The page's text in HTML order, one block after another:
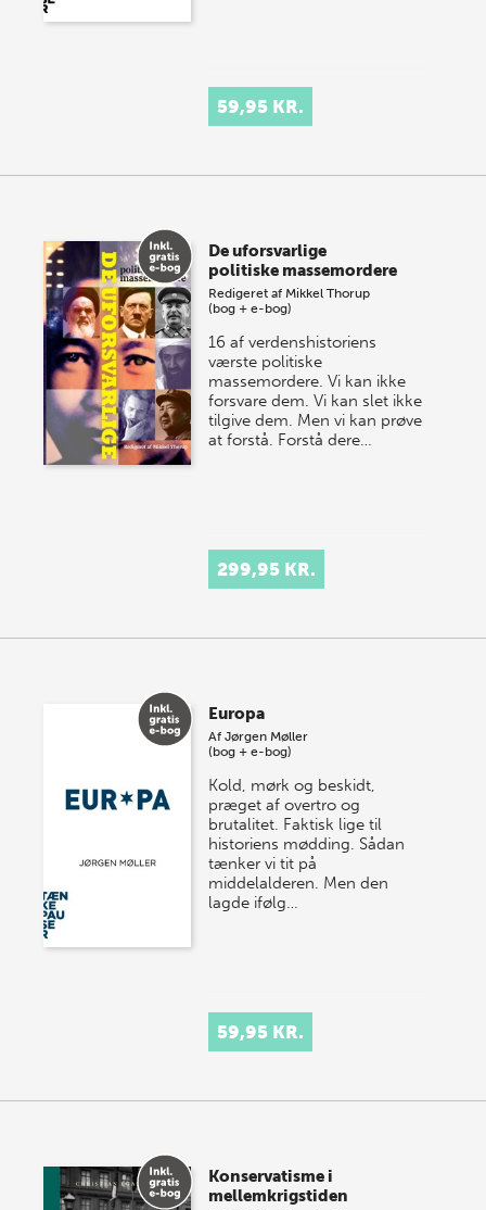
59,95 KR.
De uforsvarlige
politiske massemordere
Redigeret af Mikkel Thorup
(bog + e-bog)
16 af verdenshistoriens
værste politiske
massemordere. Vi kan ikke
forsvare dem. Vi kan slet ikke
tilgive dem. Men vi kan prøve
at forstå. Forstå dere…
299,95 KR.
Europa
AfJørgen Møller
(bog + e-bog)
Kold, mørk og beskidt,
præget af overtro og
brutalitet. Faktisk lige til
historiens mødding. Sådan
tænker vi tit på
middelalderen. Men den
lagde ifølg…
59,95 KR.
Konservatisme i
mellemkrigstiden